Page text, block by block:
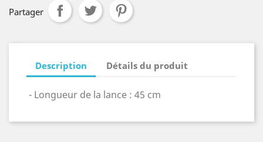
Partager
Description Détails du produit
- Longueur de la lance : 45 cm